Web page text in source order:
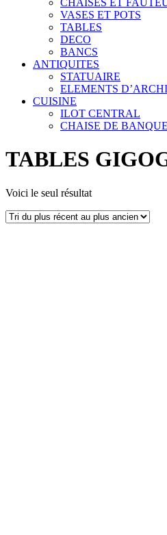
CHAISES ET
VASES ET POTS
TABLES
DECO
BANCS
ANTIQUITES
STATUAIRE
ELEMENTS
CUISINE
ILOT CENTRAL
CHAISE DE
TABLES
Voici le seul résultat